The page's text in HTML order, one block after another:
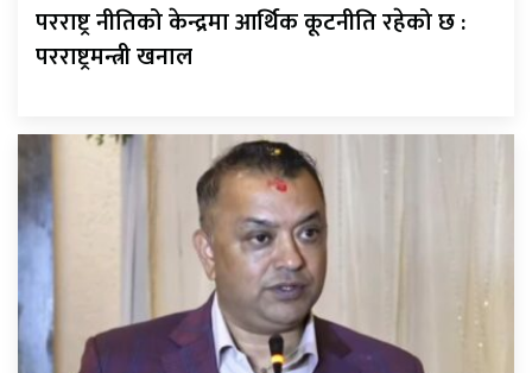
परराष्ट्र नीतिको केन्द्रमा आर्थिक कूटनीति रहेको छ :
परराष्ट्रमन्त्री खनाल